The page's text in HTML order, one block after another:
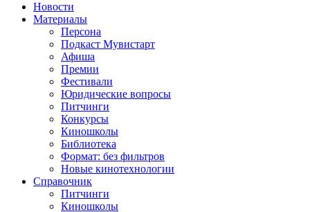
Новости
Материалы
Персона
Подкаст Мувистарт
Афиша
Премии
Фестивали
Юридические вопросы
Питчинги
Конкурсы
Киношколы
Библиотека
Формат: без фильтров
Новые кинотехнологии
Справочник
Питчинги
Киношколы